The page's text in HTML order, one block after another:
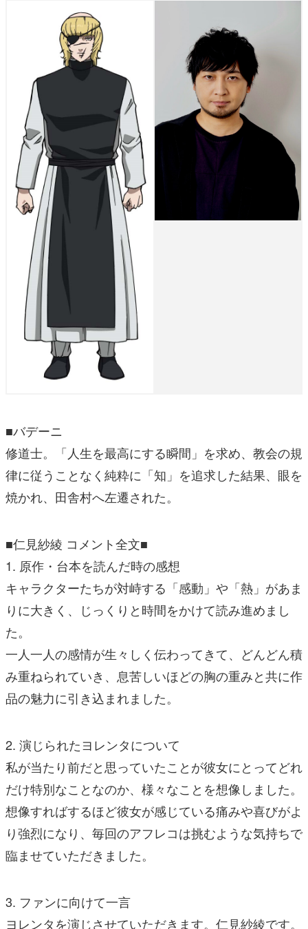
■バデーニ
修道士。「人生を最高にする瞬間」を求め、教会の規
律に従うことなく純粋に「知」を追求した結果、眼を
焼かれ、田舎村へ左遷された。
■仁見紗綾 コメント全文■
1. 原作・台本を読んだ時の感想
キャラクターたちが対峙する「感動」や「熱」があま
りに大きく、じっくりと時間をかけて読み進めまし
た。
一人一人の感情が生々しく伝わってきて、どんどん積
み重ねられていき、息苦しいほどの胸の重みと共に作
品の魅力に引き込まれました。
2. 演じられたヨレンタについて
私が当たり前だと思っていたことが彼女にとってどれ
だけ特別なことなのか、様々なことを想像しました。
想像すればするほど彼女が感じている痛みや喜びがよ
り強烈になり、毎回のアフレコは挑むような気持ちで
臨ませていただきました。
3. ファンに向けて一言
ヨレンタを演じさせていただきます。仁見紗綾です。